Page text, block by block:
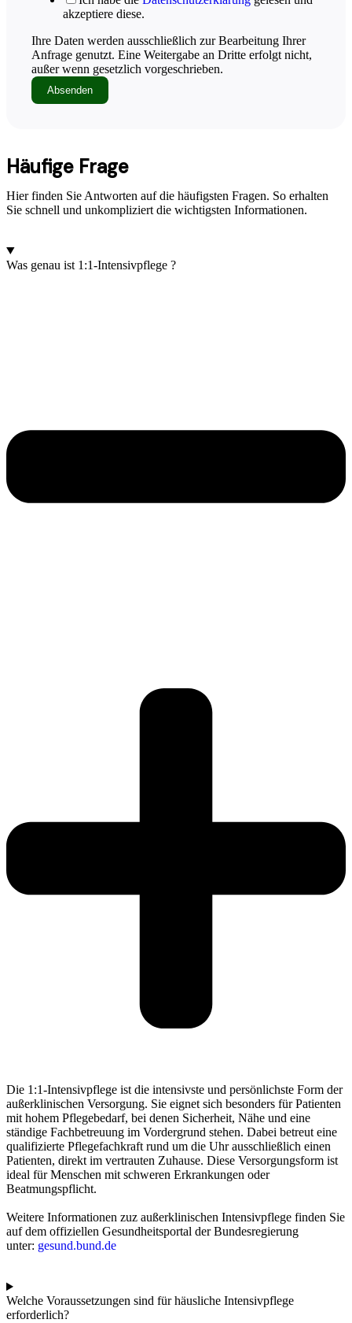
akzeptiere diese.
Ihre Daten werden ausschließlich zur Bearbeitung Ihrer
Anfrage genutzt. Eine Weitergabe an Dritte erfolgt nicht,
außer wenn gesetzlich vorgeschrieben.
Absenden
Häufige Frage​
Hier finden Sie Antworten auf die häufigsten Fragen. So erhalten
Sie schnell und unkompliziert die wichtigsten Informationen.
Was genau ist 1:1-Intensivpflege ?
Die 1:1-Intensivpflege ist die intensivste und persönlichste Form der
außerklinischen Versorgung. Sie eignet sich besonders für Patienten
mit hohem Pflegebedarf, bei denen Sicherheit, Nähe und eine
ständige Fachbetreuung im Vordergrund stehen. Dabei betreut eine
qualifizierte Pflegefachkraft rund um die Uhr ausschließlich einen
Patienten, direkt im vertrauten Zuhause. Diese Versorgungsform ist
ideal für Menschen mit schweren Erkrankungen oder
Beatmungspflicht.
Weitere Informationen zuz außerklinischen Intensivpflege finden Sie
auf dem offiziellen Gesundheitsportal der Bundesregierung
unter: gesund.bund.de
Welche Voraussetzungen sind für häusliche Intensivpflege
erforderlich?